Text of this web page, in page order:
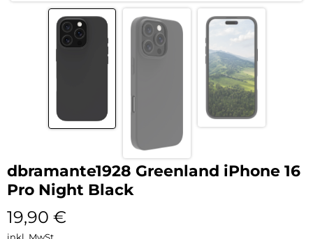
dbramante1928 Greenland iPhone 16
Pro Night Black
19,90 €
inkl. MwSt.